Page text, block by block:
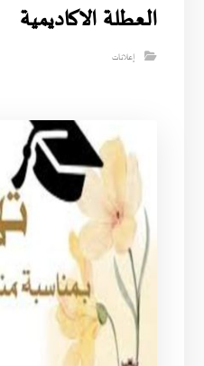
العطلة الاكاديمية
إعلانات